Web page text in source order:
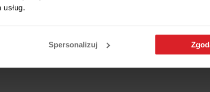
Spersonalizuj
trwałość i stabilność.
które sprawdzi się zarówno w sypialni, garderobie,